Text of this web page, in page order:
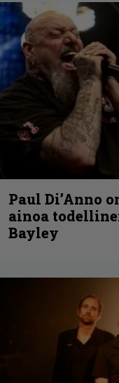
Paul Di’Anno
ainoa
Bayley